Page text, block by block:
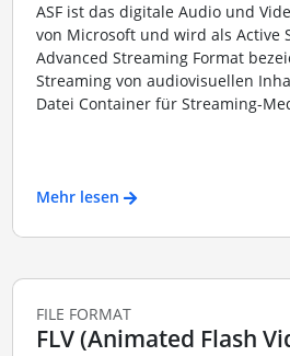
ASF ist das digitale Audio und
von Microsoft und wird als Active
Advanced Streaming Format
Streaming von audiovisuellen
Datei Container für Streaming-
Mehr lesen
FILE FORMAT
FLV (Animated Flash